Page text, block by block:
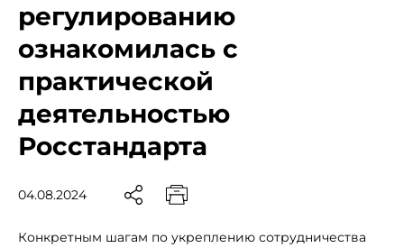
регулированию
ознакомилась с
практической
деятельностью
Росстандарта
04.08.2024
Конкретным шагам по укреплению сотрудничества